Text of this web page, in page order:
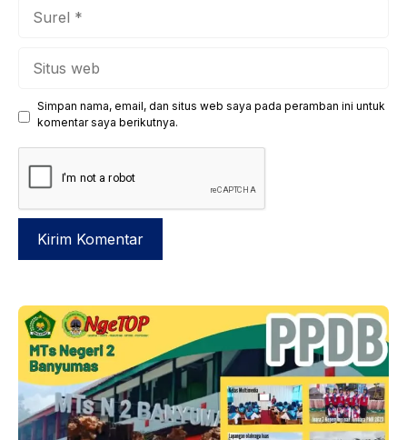
Simpan nama, email, dan situs web saya pada peramban ini untuk
komentar saya berikutnya.